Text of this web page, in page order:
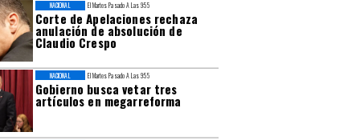
El Martes Pasado A Las 9:55
Corte de Apelaciones rechaza
anulación de absolución de
Claudio Crespo
NACIONAL
El Martes Pasado A Las 9:55
Gobierno busca vetar tres
artículos en megarreforma
NACIONAL